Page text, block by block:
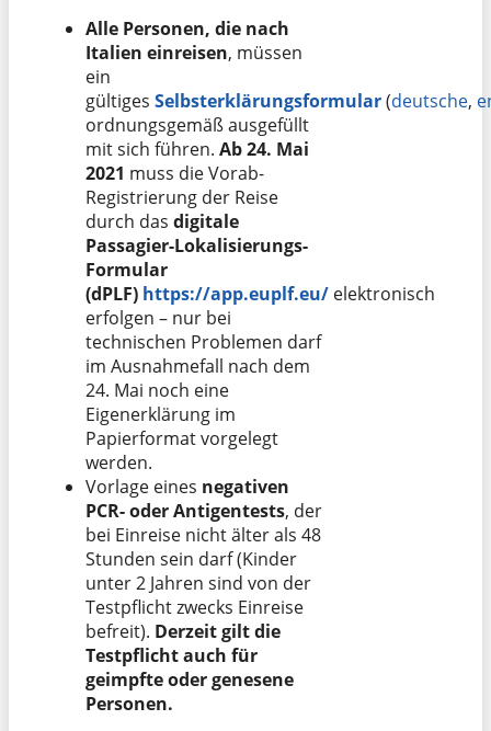
Alle Personen, die nach
Italien einreisen, müssen
ein
gültiges Selbsterklärungsformular(deutsche,
ordnungsgemäß ausgefüllt
mit sich führen. Ab 24. Mai
2021 muss die Vorab-
Registrierung der Reise
durch das digitale
Passagier-Lokalisierungs-
Formular
(dPLF) https://app.euplf.eu/ elektronisch
erfolgen – nur bei
technischen Problemen darf
im Ausnahmefall nach dem
24. Mai noch eine
Eigenerklärung im
Papierformat vorgelegt
werden.
Vorlage eines negativen
PCR- oder Antigentests, der
bei Einreise nicht älter als 48
Stunden sein darf (Kinder
unter 2 Jahren sind von der
Testpflicht zwecks Einreise
befreit). Derzeit gilt die
Testpflicht auch für
geimpfte oder genesene
Personen.